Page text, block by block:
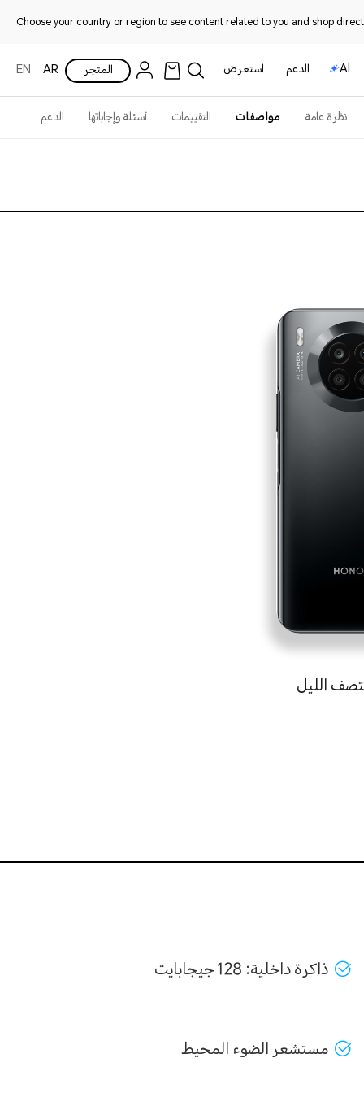
Choose your country or region to see content related to you and shop
AI الدعم استعرض المتجر AR
EN
نظرة عامة مواصفات التقييمات أسئلة وإجاباتها الدعم
الليل
ذاكرة داخلية: 128 جيجابايت
مستشعر الضوء المحيط